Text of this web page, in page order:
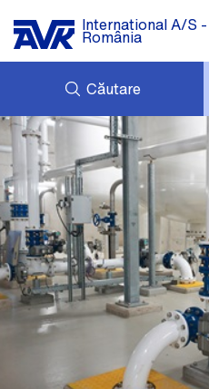
International A/S
România
Căutare
NOUTĂȚI
DESCĂRCARE
STUDII DE CAZ
DESPRE NOI
CONTACT